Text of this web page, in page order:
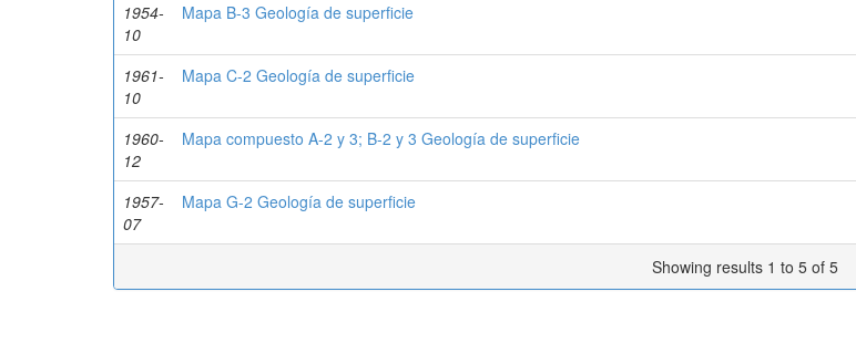
1954-
10
Mapa B-3 Geología de superficie
1961-
10
Mapa C-2 Geología de superficie
1960-
12
Mapa compuesto A-2 y 3; B-2 y 3 Geología de superficie
1957-
07
Mapa G-2 Geología de superficie
Showing results 1 to 5 of 5